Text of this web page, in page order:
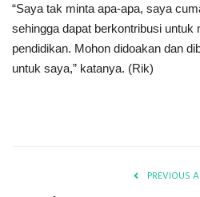
“Saya tak minta apa-apa, saya
sehingga dapat berkontribusi untuk
pendidikan. Mohon didoakan dan
untuk saya,” katanya. (Rik)
PREVIOUS